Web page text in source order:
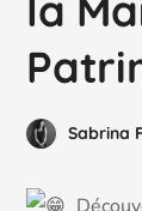
Sabrina